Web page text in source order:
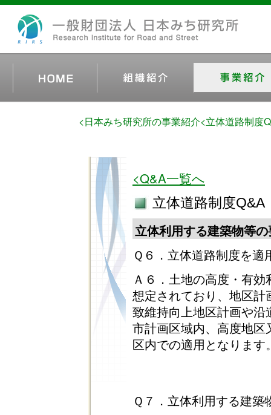
<日本みち研究所の事業紹介<立体道路制度
<Q&A一覧へ
立体道路制度Q&A
立体利用する建築物等
Ｑ６．立体道路制度を
Ａ６．土地の高度・有
想定されており、地区
致維持向上地区計画や
市計画区域内、高度地
区内での適用となります
Ｑ７．立体利用する建